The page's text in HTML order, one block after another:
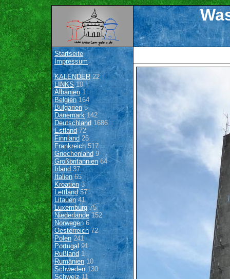
Startseite
Impressum
KALENDER22
LINKS10
Albanien1
Belgien164
Bulgarien 5
Dänemark142
Deutschland 1686
Estland 72
Finnland 25
Frankreich517
Griechenland9
Großbritannien64
Irland 37
Italien65
Kroatien3
Lettland57
Litauen41
Luxemburg 75
Niederlande152
Norwegen6
Oesterreich72
Polen 241
Portugal91
Rußland 1
Rumänien10
Schweden 130
Schweiz11